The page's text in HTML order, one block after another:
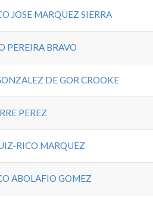
JOSE MARQUEZ SIERRA
PEREIRA BRAVO
DE GOR CROOKE
PEREZ
RICO MARQUEZ
ABOLAFIO GOMEZ